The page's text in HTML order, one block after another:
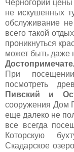
Черногории
не искушенных
обслуживание
всего такой
проникнуться
может быть даже
При
посмотреть
Пивский и
сооружения Дом
еще далеко не
все всегда
Которскую
Скадарское